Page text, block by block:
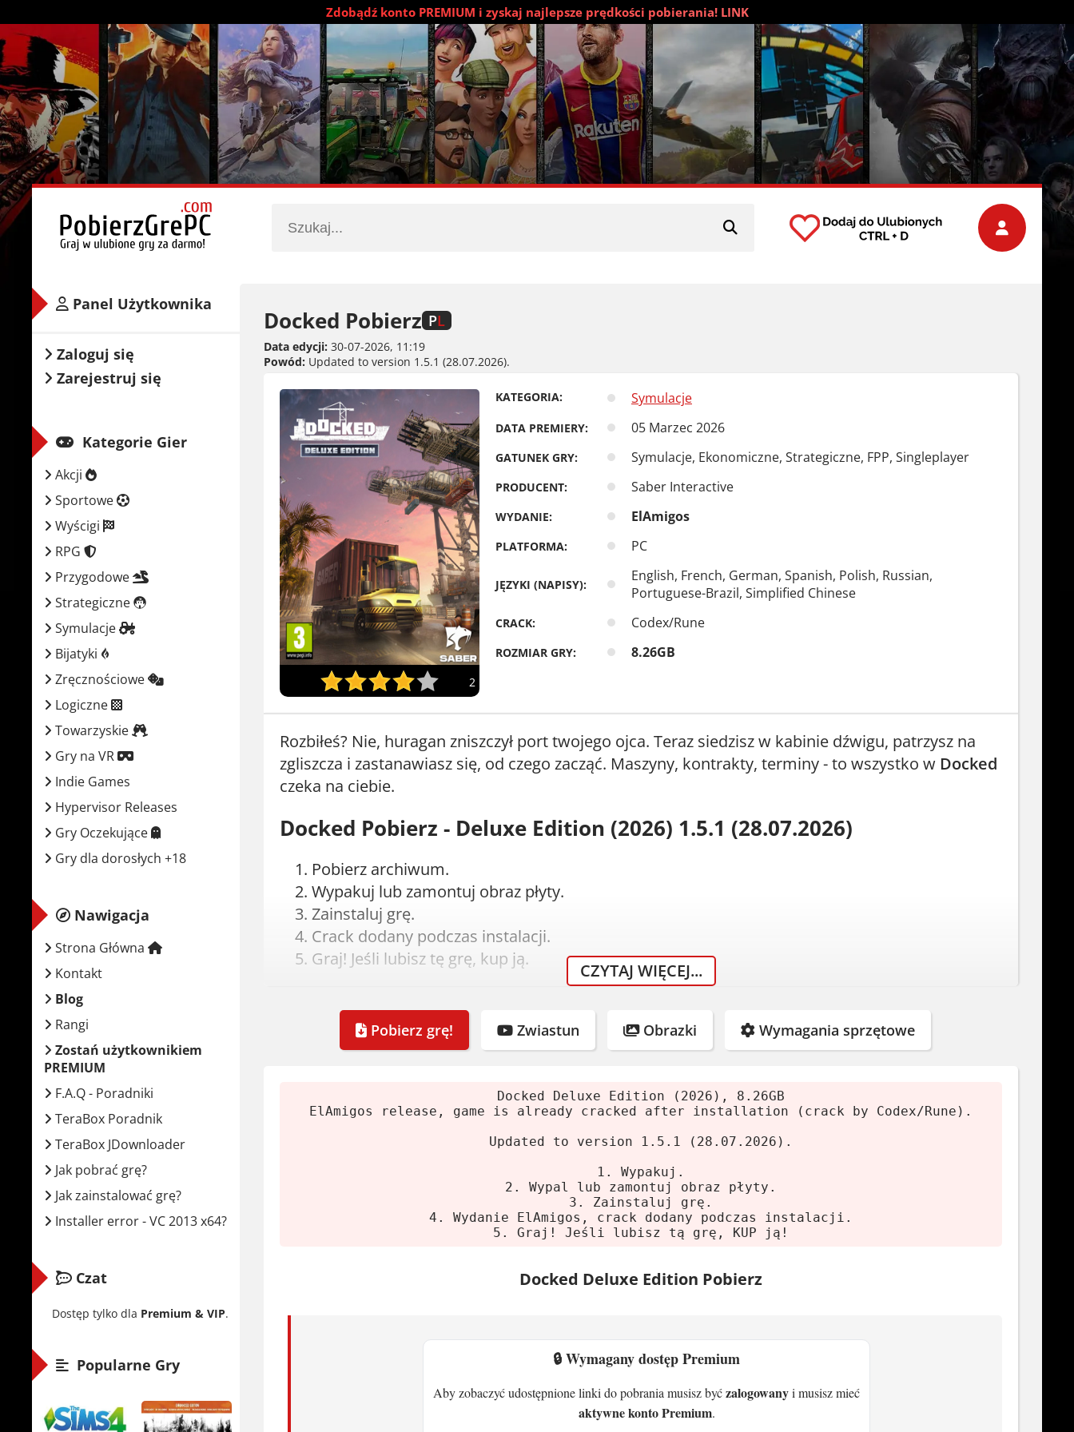
Zdobądź konto PREMIUM i zyskaj najlepsze prędkości pobierania! LINK
Docked Pobierz PL
Data edycji: 30-07-2026, 11:19
Powód: Updated to version 1.5.1 (28.07.2026).
2
KATEGORIA: Symulacje
DATA PREMIERY: 05 Marzec 2026
GATUNEK GRY: Symulacje, Ekonomiczne, Strategiczne, FPP, Singleplayer
PRODUCENT: Saber Interactive
WYDANIE: ElAmigos
PLATFORMA: PC
JĘZYKI (NAPISY):
English, French, German, Spanish, Polish, Russian,
Portuguese-Brazil, Simplified Chinese
CRACK: Codex/Rune
ROZMIAR GRY: 8.26GB
Rozbiłeś? Nie, huragan zniszczył port twojego ojca. Teraz siedzisz w kabinie dźwigu, patrzysz na
zgliszcza i zastanawiasz się, od czego zacząć. Maszyny, kontrakty, terminy - to wszystko w Docked
czeka na ciebie.
Docked Pobierz - Deluxe Edition (2026) 1.5.1 (28.07.2026)
Pobierz archiwum.
Wypakuj lub zamontuj obraz płyty.
Zainstaluj grę.
Crack dodany podczas instalacji.
Graj! Jeśli lubisz tę grę, kup ją.
Minimalne
Procesor:Intel Core i5-7600 / AMD Ryzen 7 2700
4 GB VRAM, Nvidia GeForce GTX 1650 / AMD Radeon RX 470 / Intel ARC A580
22 GB (SSD wymagany)
Intel Core i5-12600K / AMD Ryzen 5 7600X
22 GB (SSD wymagany)
Docked - rozgrywka i mechaniki
CZYTAJ WIĘCEJ...
Pobierz grę! Zwiastun Obrazki Wymagania sprzętowe
Docked Deluxe Edition (2026), 8.26GB
ElAmigos release, game is already cracked after installation (crack by Codex/Rune).
Updated to version 1.5.1 (28.07.2026).
1. Wypakuj.
2. Wypal lub zamontuj obraz płyty.
3. Zainstaluj grę.
4. Wydanie ElAmigos, crack dodany podczas instalacji.
5. Graj! Jeśli lubisz tą grę, KUP ją!
Docked Deluxe Edition Pobierz
🔒 Wymagany dostęp Premium
Aby zobaczyć udostępnione linki do pobrania musisz byćzalogowanyi musisz mieć
aktywne konto Premium.
Panel Użytkownika
Zaloguj się
Zarejestruj się
Kategorie Gier
Akcji
Sportowe
Wyścigi
RPG
Przygodowe
Strategiczne
Symulacje
Bijatyki
Zręcznościowe
Logiczne
Towarzyskie
Gry na VR
Indie Games
Hypervisor Releases
Gry Oczekujące
Gry dla dorosłych +18
Nawigacja
Strona Główna
Kontakt
Blog
Rangi
Zostań użytkownikiem
PREMIUM
F.A.Q - Poradniki
TeraBox Poradnik
TeraBox JDownloader
Jak pobrać grę?
Jak zainstalować grę?
Installer error - VC 2013 x64?
Czat
Dostęp tylko dla Premium & VIP.
Popularne Gry